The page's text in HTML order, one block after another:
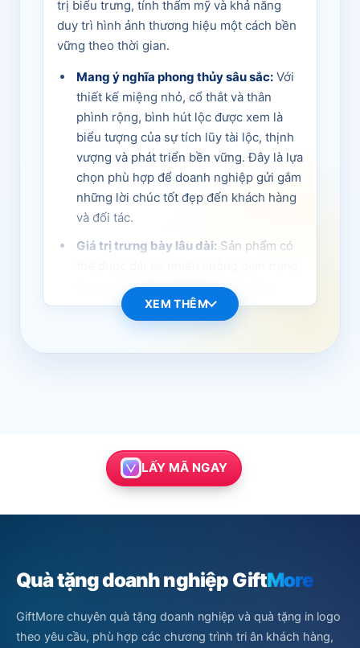
trị biểu trưng, tính thẩm mỹ và khả năng
duy trì hình ảnh thương hiệu một cách bền
vững theo thời gian.
Mang ý nghĩa phong thủy sâu sắc: Với
thiết kế miệng nhỏ, cổ thắt và thân
phình rộng, bình hút lộc được xem là
biểu tượng của sự tích lũy tài lộc, thịnh
vượng và phát triển bền vững. Đây là lựa
chọn phù hợp để doanh nghiệp gửi gắm
những lời chúc tốt đẹp đến khách hàng
và đối tác.
Giá trị trưng bày lâu dài: Sản phẩm có
trọng như phòng khách, phòng làm
việc, tủ trưng bày hoặc khu vực tiếp
đón. Nhờ đó, món quà tiếp tục phát huy
hài hòa trên thân bình và hộp quà, góp
phần nâng cao nhận diện thương hiệu
mà vẫn đảm bảo tính thẩm mỹ tổng thể.
thể linh hoạt lựa chọn theo đối tượng
sách của từng chương trình.
XEM THÊM
LẤY MÃ NGAY
Quà tặng doanh nghiệp GiftMore
GiftMore chuyên quà tặng doanh nghiệp và quà tặng in logo
theo yêu cầu, phù hợp các chương trình tri ân khách hàng,